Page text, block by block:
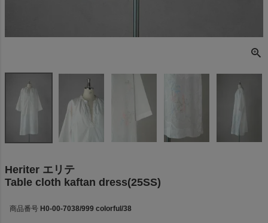
Heriter エリテ
Table cloth kaftan dress(25SS)
商品番号 H0-00-7038/999 colorful/38